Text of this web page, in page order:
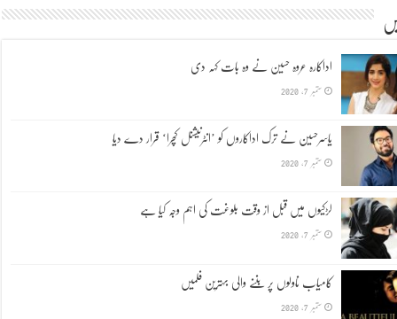
اداکارہ عروہ حسین نے وہ بات کہہ دی
ستمبر 7, 2020
یاسرحسین نے ترک اداکاروں کو ’انٹرنیشنل کچرا‘ قرار دے دیا
ستمبر 7, 2020
لڑکیوں میں قبل از وقت بلوغت کی اہم وجہ کیا ہے
ستمبر 7, 2020
کامیاب ناولوں پر بننے والی بہترین فلمیں
ستمبر 7, 2020